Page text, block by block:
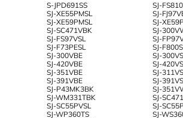
S-JPD691SS SJ-
SJ-XE55PMSL SJ-
SJ-XE59PMSL SJ-
SJ-SC471VBK SJ-
SJ-FS97VSL SJ-
SJ-F73PESL SJ-
SJ-300VBE SJ-
SJ-420VBE SJ-
SJ-351VBE SJ-
SJ-391VBE SJ-
SJ-P43MK3BK SJ-
SJ-WM331TBK SJ-
SJ-SC55PVSL SJ-
SJ-WP360TS SJ-